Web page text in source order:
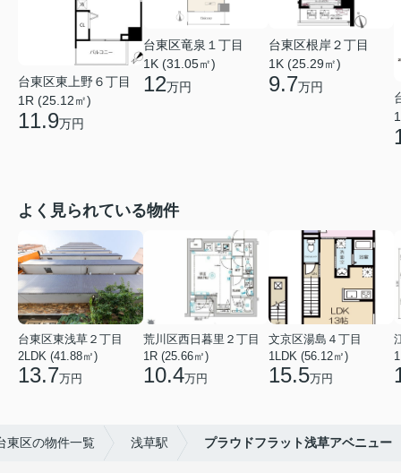
台東区東上野６丁目
1R (25.12㎡)
11.9万円
台東区竜泉１丁目
1K (31.05㎡)
12万円
台東区根岸２丁目
1K (25.29㎡)
9.7万円
よく見られている物件
台東区東浅草２丁目
2LDK (41.88㎡)
13.7万円
荒川区西日暮里２丁目
1R (25.66㎡)
10.4万円
文京区湯島４丁目
1LDK (56.12㎡)
15.5万円
東区の物件一覧 浅草駅 プラウドフラット浅草アベニュー